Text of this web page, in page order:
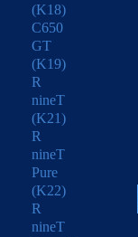
(K18)
C650
GT
(K19)
R
nineT
(K21)
R
nineT
Pure
(K22)
R
nineT